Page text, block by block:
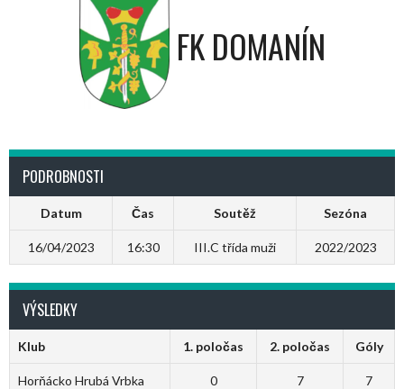
FK DOMANÍN
PODROBNOSTI
Datum Čas Soutěž Sezóna
16/04/2023 16:30 III.C třída muži 2022/2023
VÝSLEDKY
Klub 1. poločas 2. poločas Góly
Horňácko Hrubá Vrbka 0 7 7